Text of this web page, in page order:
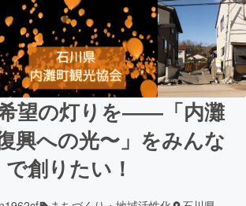
望の灯りを――「内灘
興への光〜」をみんな
で創りたい！